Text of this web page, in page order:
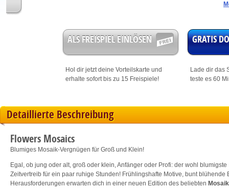
ALS FREISPIEL EINLÖSEN
Hol dir jetzt deine Vorteilskarte und
erhalte sofort bis zu 15 Freispiele!
GRATIS
Lade dir das
teste es 60
Detaillierte Beschreibung
Flowers Mosaics
Blumiges Mosaik-Vergnügen für Groß und Klein!
Egal, ob jung oder alt, groß oder klein, Anfänger oder Profi: der wohl
Zeitvertreib für ein paar ruhige Stunden! Frühlingshafte Motive, bunt
Herausforderungen erwarten dich in einer neuen Edition des beliebten Mosaik